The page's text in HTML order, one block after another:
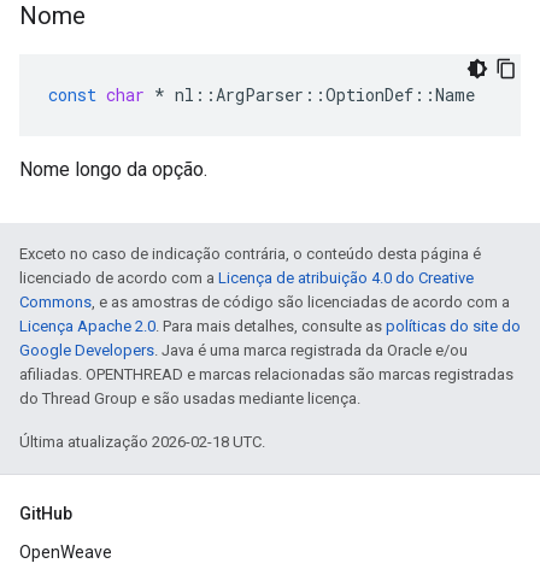
Nome
const char * nl ::ArgParser ::OptionDef ::Name
Nome longo da opção.
Exceto no caso de indicação contrária, o conteúdo desta página é
licenciado de acordo com a Licença de atribuição 4.0 do Creative
Commons, e as amostras de código são licenciadas de acordo com a
Licença Apache 2.0. Para mais detalhes, consulte as políticas do site do
Google Developers. Java é uma marca registrada da Oracle e/ou
afiliadas. OPENTHREAD e marcas relacionadas são marcas registradas
do Thread Group e são usadas mediante licença.
Última atualização 2026-02-18 UTC.
GitHub
OpenWeave